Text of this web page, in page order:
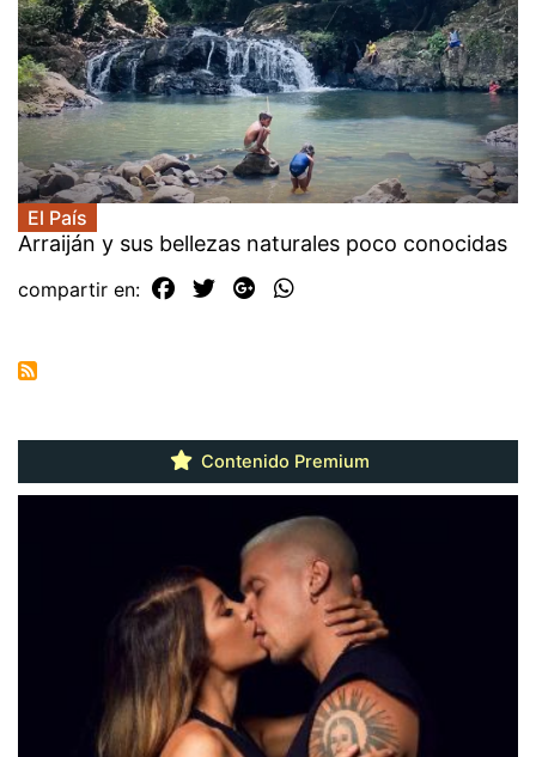
El País
Arraiján y sus bellezas naturales poco conocidas
compartir en:
Contenido Premium